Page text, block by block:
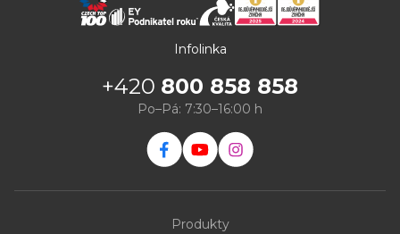
Infolinka
+420 800 858 858
Po–Pá: 7:30–16:00 h
Produkty